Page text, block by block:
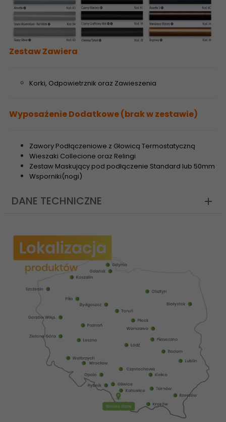
Zestaw Zawiera
Korki, Odpowietrznik oraz Zawieszenia
Wyposażenie Dodatkowe (brak w zestawie)
Zawory Podłączeniowe z Głowicą Termostatyczną
Wieszaki Collecione oraz Relingi
Zestaw Maskujący pod podłączenie Standard lub 50mm
Wsporniki(nogi)
DANE TECHNICZNE